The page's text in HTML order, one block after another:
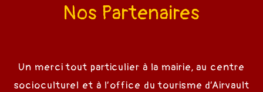
Nos Partenaires
Un merci tout particulier à la mairie, au centre
socioculturel et à l’office du tourisme d’Airvault